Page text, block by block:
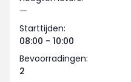
—
Starttijden:
08:00 - 10:00
Bevoorradingen:
2